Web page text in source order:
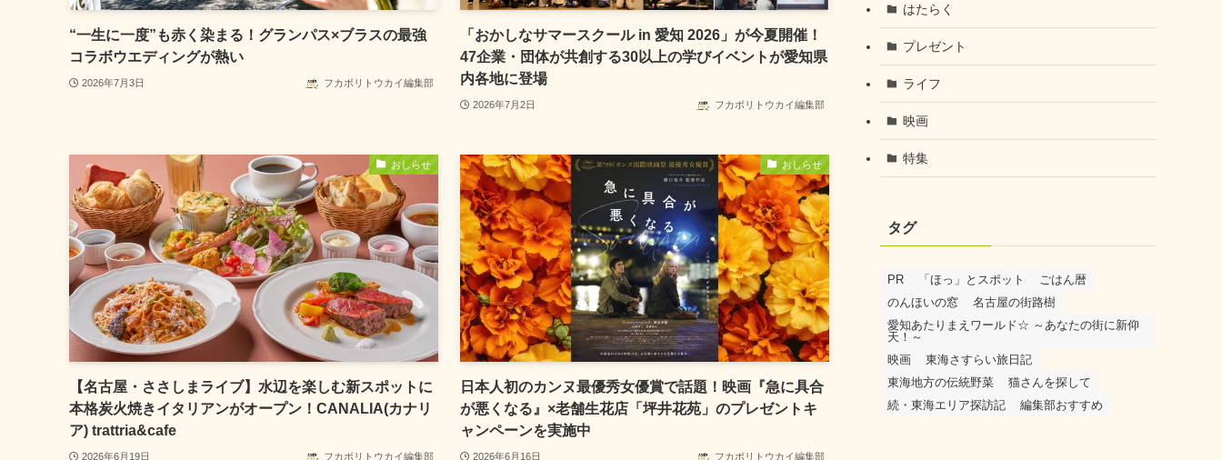
“一生に一度”も赤く染まる！グランパス×ブラスの最強
コラボウエディングが熱い
2026年7月3日 フカボリトウカイ編集部
「おかしなサマースクール in 愛知 2026」が今夏開催！
47企業・団体が共創する30以上の学びイベントが愛知県
内各地に登場
2026年7月2日 フカボリトウカイ編集部
おしらせ
【名古屋・ささしまライブ】水辺を楽しむ新スポットに
本格炭火焼きイタリアンがオープン！CANALIA(カナリ
ア) trattria&cafe
2026年6月19日 フカボリトウカイ編集部
おしらせ
日本人初のカンヌ最優秀女優賞で話題！映画『急に具合
が悪くなる』×老舗生花店「坪井花苑」のプレゼントキ
ャンペーンを実施中
2026年6月16日 フカボリトウカイ編集部
はたらく
プレゼント
ライフ
映画
特集
タグ
PR 「ほっ」とスポット
ごはん暦
のんほいの窓
名古屋の街路樹
愛知あたりまえワールド☆ ～あなたの街に新仰
天！～
映画
東海さすらい旅日記
東海地方の伝統野菜
猫さんを探して
続・東海エリア探訪記
編集部おすすめ